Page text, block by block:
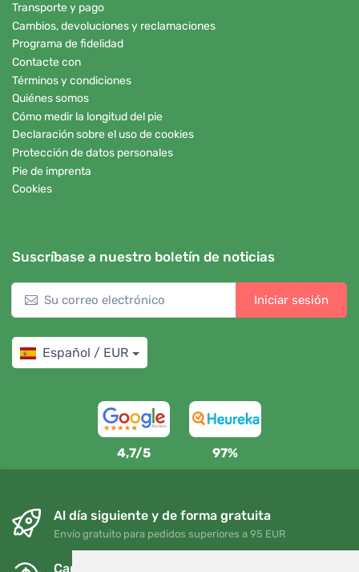
Transporte y pago
Cambios, devoluciones y reclamaciones
Programa de fidelidad
Contacte con
Términos y condiciones
Quiénes somos
Cómo medir la longitud del pie
Declaración sobre el uso de cookies
Protección de datos personales
Pie de imprenta
Cookies
Suscríbase a nuestro boletín de noticias
Iniciar sesión
Español / EUR
4,7/5 97%
Al día siguiente y de forma gratuita
Envío gratuito para pedidos superiores a 95 EUR
Cambios y devoluciones gratuitos